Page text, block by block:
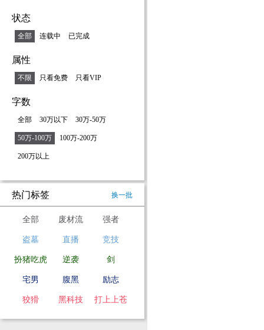
状态
全部 连载中 已完成
属性
不限 只看免费 只看VIP
字数
全部 30万以下 30万-50万
50万-100万 100万-200万
200万以上
热门标签 换一批
全部 废材流 强者
盗墓 直播 竞技
扮猪吃虎 逆袭 剑
宅男 腹黑 励志
狡猾 黑科技 打上上苍